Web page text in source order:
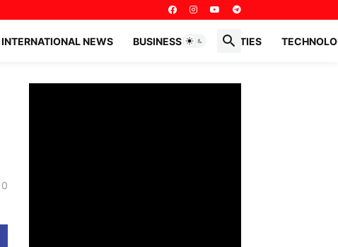
INTERNATIONAL NEWS BUSINESS PERSONALITIES
0